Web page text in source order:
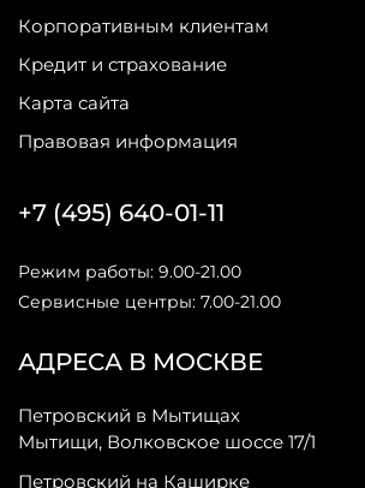
Корпоративным клиентам
Кредит и страхование
Карта сайта
Правовая информация
АДРЕСА В МОСКВЕ
Петровский в Мытищах
Мытищи, Волковское шоссе 17/1
Петровский на Каширке
+7 (495) 640-01-11
Режим работы: 9.00-21.00
Сервисные центры: 7.00-21.00